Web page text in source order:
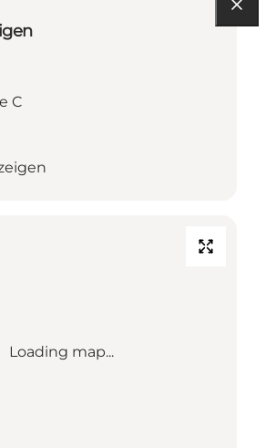
C
Loading map...